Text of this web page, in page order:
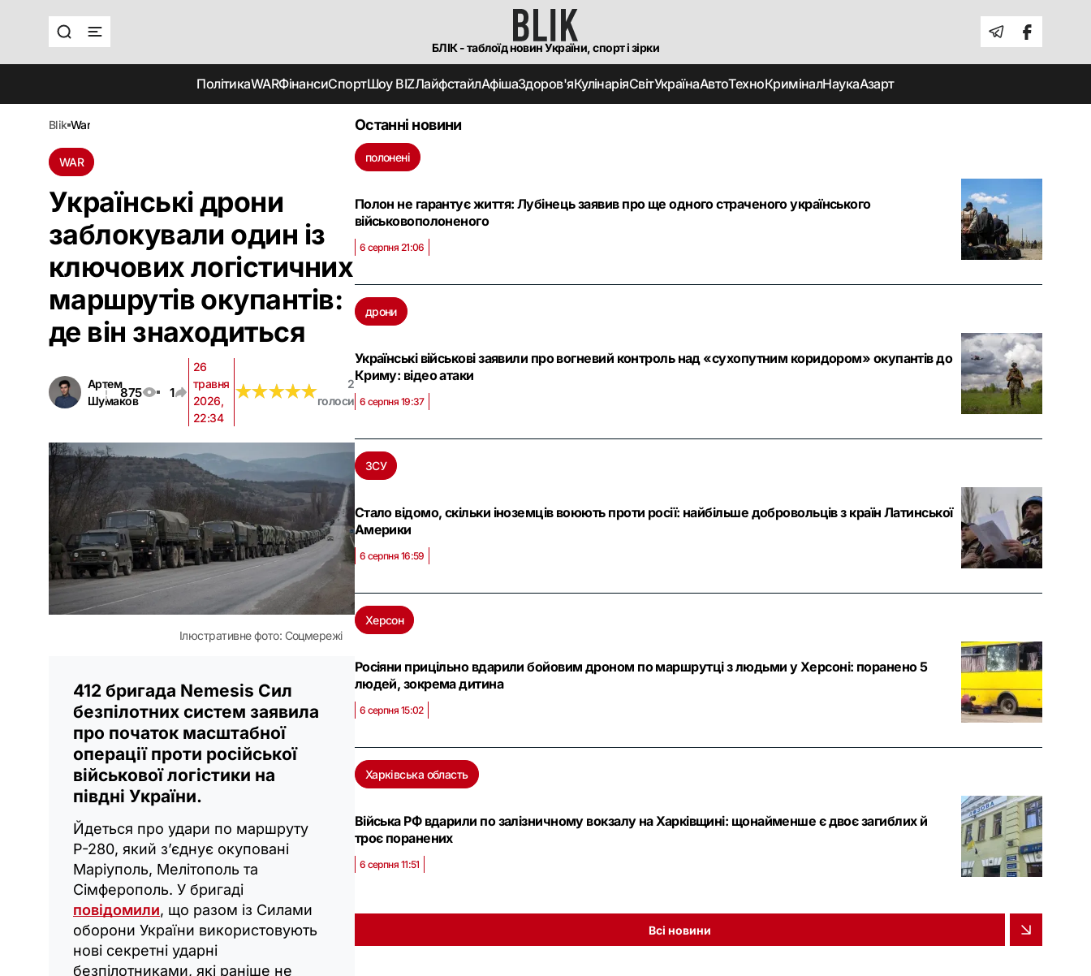
БЛІК - таблоїд новин України, спорт і зірки
ПолітикаWARФінансиСпортШоу BIZЛайфстайлАфішаЗдоров'яКулінаріяСвітУкраїнаАвтоТехноКриміналНаукаАзарт
blik war
WAR
Українські дрони
заблокували один із
ключових логістичних
маршрутів окупантів:
де він знаходиться
Артем
Шумаков
875 1
26
травня
2026,
22:34
★★★★★
★★★★★
2
голоси
Ілюстративне фото: Соцмережі
412 бригада Nemesis Сил
безпілотних систем заявила
про початок масштабної
операції проти російської
військової логістики на
півдні України.
Йдеться про удари по маршруту
Р-280, який з’єднує окуповані
Маріуполь, Мелітополь та
Сімферополь. У бригаді
повідомили, що разом із Силами
оборони України використовують
нові секретні ударні
безпілотниками, які раніше не
Останні новини
полонені
Полон не гарантує життя: Лубінець заявив про ще одного страченого українського
військовополоненого
6 серпня 21:06
дрони
Українські військові заявили про вогневий контроль над «сухопутним коридором» окупантів до
Криму: відео атаки
6 серпня 19:37
ЗСУ
Стало відомо, скільки іноземців воюють проти росії: найбільше добровольців з країн Латинської
Америки
6 серпня 16:59
Херсон
Росіяни прицільно вдарили бойовим дроном по маршрутці з людьми у Херсоні: поранено 5
людей, зокрема дитина
6 серпня 15:02
Харківська область
Війська РФ вдарили по залізничному вокзалу на Харківщині: щонайменше є двоє загиблих й
троє поранених
6 серпня 11:51
Всі новини